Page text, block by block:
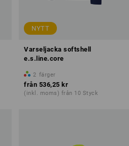
NYTT
Varseljacka softshell
e.s.line.core
2 färger
från 536,25 kr
(inkl. moms) från 10 Styck